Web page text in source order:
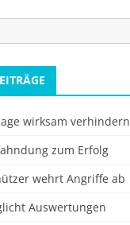
wirksam verhindern
zum Erfolg
wehrt Angriffe ab
Auswertungen